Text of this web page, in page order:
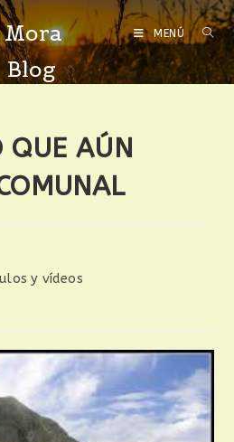
MENÚ
Blog
QUE AÚN
y vídeos